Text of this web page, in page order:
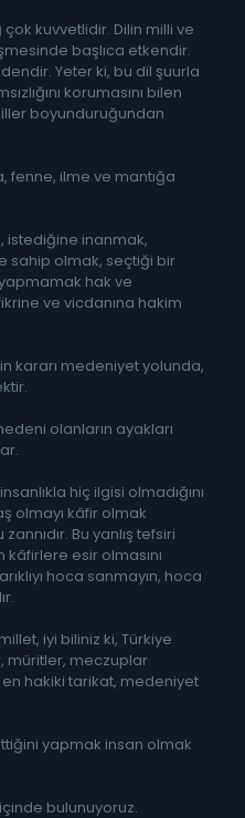
kuvvetlidir. Dilin milli ve
başlıca etkendir.
Yeter ki, bu dil şuurla
korumasını bilen
boyunduruğundan
fenne, ilme ve mantığa
istediğine inanmak,
sahip olmak, seçtiği bir
hak ve
ve vicdanına hakim
kararı medeniyet yolunda,
olanların ayakları
hiç ilgisi olmadığını
olmayı kâfir olmak
Bu yanlış tefsiri
kâfirlere esir olmasını
hoca sanmayın, hoca
iyi biliniz ki, Türkiye
müritler, meczuplar
hakiki tarikat, medeniyet
yapmak insan olmak
bulunuyoruz.